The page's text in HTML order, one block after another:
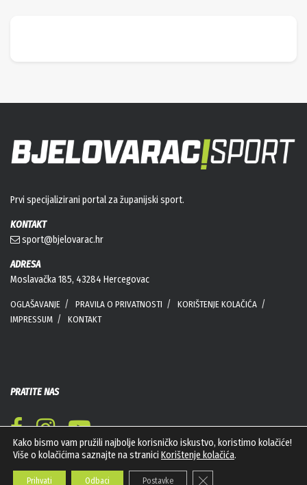
Prvi specijalizirani portal za županijski sport.
KONTAKT
sport@bjelovarac.hr
ADRESA
Moslavačka 185, 43284 Hercegovac
OGLAŠAVANJE PRAVILA O PRIVATNOSTI
KORIŠTENJE KOLAČIĆA
IMPRESSUM
KONTAKT
PRATITE NAS
Kako bismo vam pružili najbolje korisničko iskustvo, koristimo kolačiće!
Više o kolačićima saznajte na stranici Korištenje kolačića.
Prihvati Odbaci Postavke Close GDPR Cookie Banner